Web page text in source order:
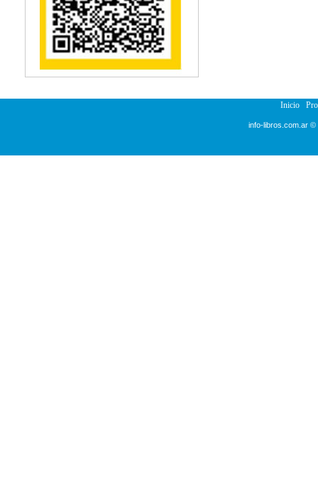
Inicio
info-libros.com.ar